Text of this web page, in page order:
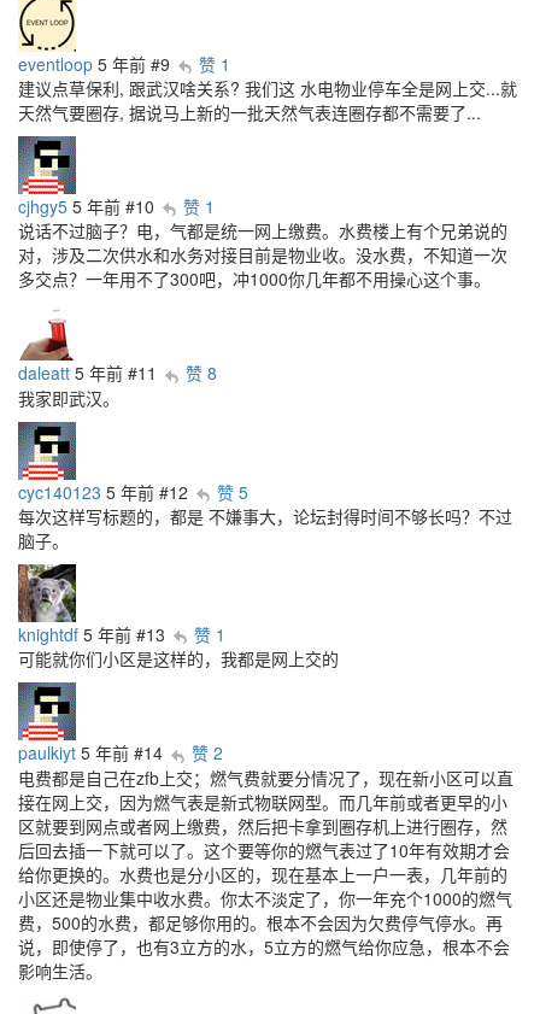
eventloop 5 年前 #9
赞 1
建议点草保利, 跟武汉啥关系? 我们这 水电物业停车全是网上交...就
天然气要圈存, 据说马上新的一批天然气表连圈存都不需要了...
cjhgy5 5 年前 #10
赞 1
说话不过脑子？电，气都是统一网上缴费。水费楼上有个兄弟说的
对，涉及二次供水和水务对接目前是物业收。没水费，不知道一次
多交点？一年用不了300吧，冲1000你几年都不用操心这个事。
daleatt 5 年前 #11
赞 8
我家即武汉。
cyc140123 5 年前 #12
赞 5
每次这样写标题的，都是 不嫌事大，论坛封得时间不够长吗？不过
脑子。
knightdf 5 年前 #13
赞 1
可能就你们小区是这样的，我都是网上交的
paulkiyt 5 年前 #14
赞 2
电费都是自己在zfb上交；燃气费就要分情况了，现在新小区可以直
接在网上交，因为燃气表是新式物联网型。而几年前或者更早的小
区就要到网点或者网上缴费，然后把卡拿到圈存机上进行圈存，然
后回去插一下就可以了。这个要等你的燃气表过了10年有效期才会
给你更换的。水费也是分小区的，现在基本上一户一表，几年前的
小区还是物业集中收水费。你太不淡定了，你一年充个1000的燃气
费，500的水费，都足够你用的。根本不会因为欠费停气停水。再
说，即使停了，也有3立方的水，5立方的燃气给你应急，根本不会
影响生活。